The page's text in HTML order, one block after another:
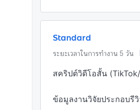
Standard
ระยะเวลาในการทำงาน 5 วัน
สคริปต์วิดีโอสั้น
ข้อมูลงานวิจัยประกอบรีวิ